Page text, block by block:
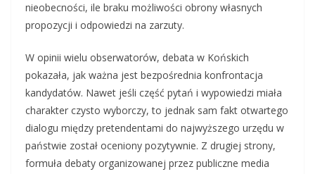
nieobecności, ile braku możliwości obrony własnych
propozycji i odpowiedzi na zarzuty.
W opinii wielu obserwatorów, debata w Końskich
pokazała, jak ważna jest bezpośrednia konfrontacja
kandydatów. Nawet jeśli część pytań i wypowiedzi miała
charakter czysto wyborczy, to jednak sam fakt otwartego
dialogu między pretendentami do najwyższego urzędu w
państwie został oceniony pozytywnie. Z drugiej strony,
formuła debaty organizowanej przez publiczne media